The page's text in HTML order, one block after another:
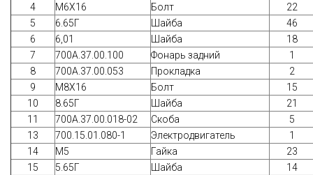
4
М6Х16 Болт
22
5
6.65Г Шайба
46
6
6,01 Шайба
18
7
700А.37.00.100 Фонарь задний
1
8
700А.37.00.053 Прокладка
2
9
М8Х16 Болт
15
10
8.65Г Шайба
21
11
700А.37.00.018-02 Скоба
5
13
700.15.01.080-1 Электродвигатель
1
14
М5 Гайка
23
15
5.65Г Шайба
14